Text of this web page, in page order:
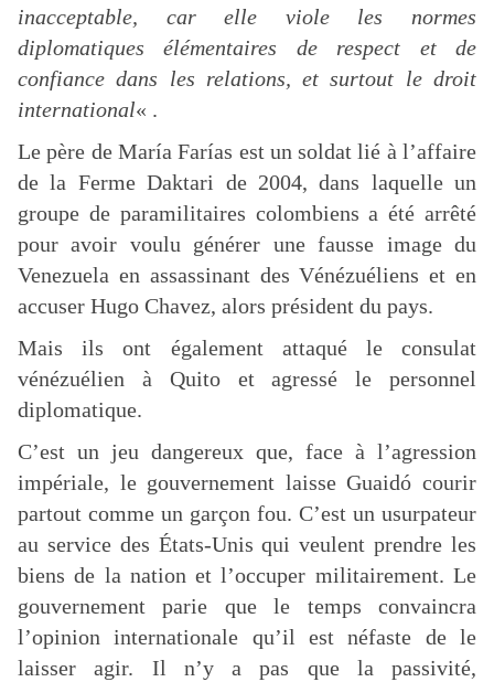
inacceptable, car elle viole les normes
diplomatiques élémentaires de respect et de
confiance dans les relations, et surtout le droit
international« .
Le père de María Farías est un soldat lié à l’affaire
de la Ferme Daktari de 2004, dans laquelle un
groupe de paramilitaires colombiens a été arrêté
pour avoir voulu générer une fausse image du
Venezuela en assassinant des Vénézuéliens et en
accuser Hugo Chavez, alors président du pays.
Mais ils ont également attaqué le consulat
vénézuélien à Quito et agressé le personnel
diplomatique.
C’est un jeu dangereux que, face à l’agression
impériale, le gouvernement laisse Guaidó courir
partout comme un garçon fou. C’est un usurpateur
au service des États-Unis qui veulent prendre les
biens de la nation et l’occuper militairement. Le
gouvernement parie que le temps convaincra
l’opinion internationale qu’il est néfaste de le
laisser agir. Il n’y a pas que la passivité,